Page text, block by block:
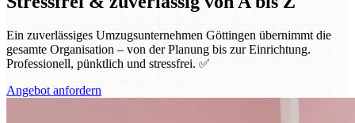
Ein zuverlässiges Umzugsunternehmen Göttingen übernimmt die
gesamte Organisation – von der Planung bis zur Einrichtung.
Professionell, pünktlich und stressfrei. ✅
Angebot anfordern